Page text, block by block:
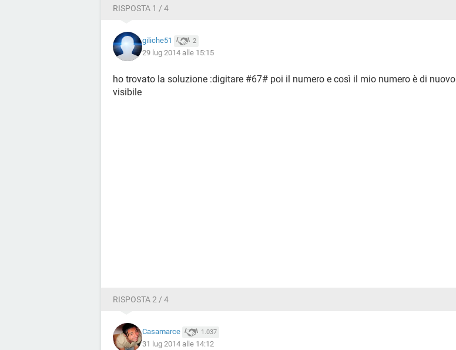
RISPOSTA 1 / 4
giliche51 2
29 lug 2014 alle 15:15
ho trovato la soluzione :digitare #67# poi il numero e così il mio numero è di nuovo
visibile
RISPOSTA 2 / 4
Casamarce 1.037
31 lug 2014 alle 14:12